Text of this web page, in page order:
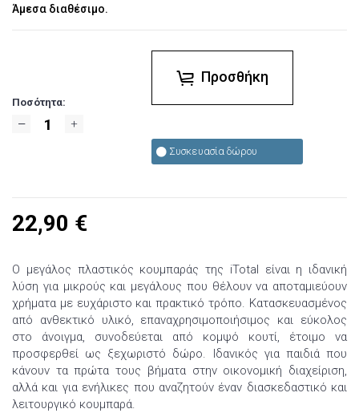
Άμεσα διαθέσιμο.
Ποσότητα:
Προσθήκη
Συσκευασία δώρου
22,90 €
Ο μεγάλος πλαστικός κουμπαράς της iTotal είναι η ιδανική
λύση για μικρούς και μεγάλους που θέλουν να αποταμιεύουν
χρήματα με ευχάριστο και πρακτικό τρόπο. Κατασκευασμένος
από ανθεκτικό υλικό, επαναχρησιμοποιήσιμος και εύκολος
στο άνοιγμα, συνοδεύεται από κομψό κουτί, έτοιμο να
προσφερθεί ως ξεχωριστό δώρο. Ιδανικός για παιδιά που
κάνουν τα πρώτα τους βήματα στην οικονομική διαχείριση,
αλλά και για ενήλικες που αναζητούν έναν διασκεδαστικό και
λειτουργικό κουμπαρά.